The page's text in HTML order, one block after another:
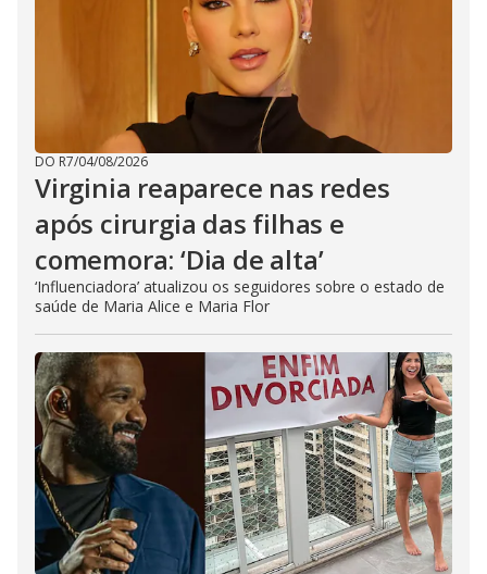
DO R7/04/08/2026
Virginia reaparece nas redes
após cirurgia das filhas e
comemora: ‘Dia de alta’
‘Influenciadora’ atualizou os seguidores sobre o estado de
saúde de Maria Alice e Maria Flor